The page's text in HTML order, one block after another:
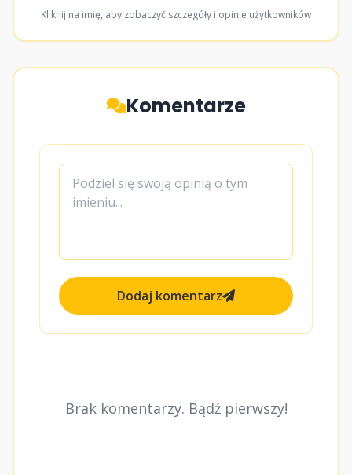
Kliknij na imię, aby zobaczyć szczegóły i opinie użytkowników
Komentarze
Dodaj komentarz
Brak komentarzy. Bądź pierwszy!